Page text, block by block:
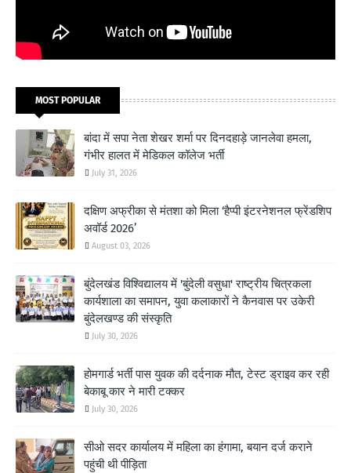
MOST POPULAR
बांदा में सपा नेता शेखर शर्मा पर दिनदहाड़े जानलेवा हमला,
गंभीर हालत में मेडिकल कॉलेज भर्ती
July 31, 2026
दक्षिण अफ्रीका से मंतशा को मिला ‘हैप्पी इंटरनेशनल फ्रेंडशिप
अवॉर्ड 2026’
August 03, 2026
बुंदेलखंड विश्विद्यालय में 'बुंदेली वसुधा' राष्ट्रीय चित्रकला
कार्यशाला का समापन, युवा कलाकारों ने कैनवास पर उकेरी
बुंदेलखण्ड की संस्कृति
July 30, 2026
होमगार्ड भर्ती पास युवक की दर्दनाक मौत, टेस्ट ड्राइव कर रही
बेकाबू कार ने मारी टक्कर
July 30, 2026
सीओ सदर कार्यालय में महिला का हंगामा, बयान दर्ज कराने
पहुंची थी पीड़िता